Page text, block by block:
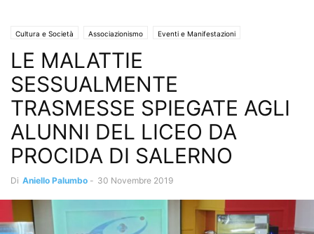
Cultura e Società Associazionismo Eventi e Manifestazioni
Istruzione e Formazione La Scuola che cambia
Scuola
LE MALATTIE
SESSUALMENTE
TRASMESSE SPIEGATE AGLI
ALUNNI DEL LICEO DA
PROCIDA DI SALERNO
Di Aniello Palumbo - 30 Novembre 2019